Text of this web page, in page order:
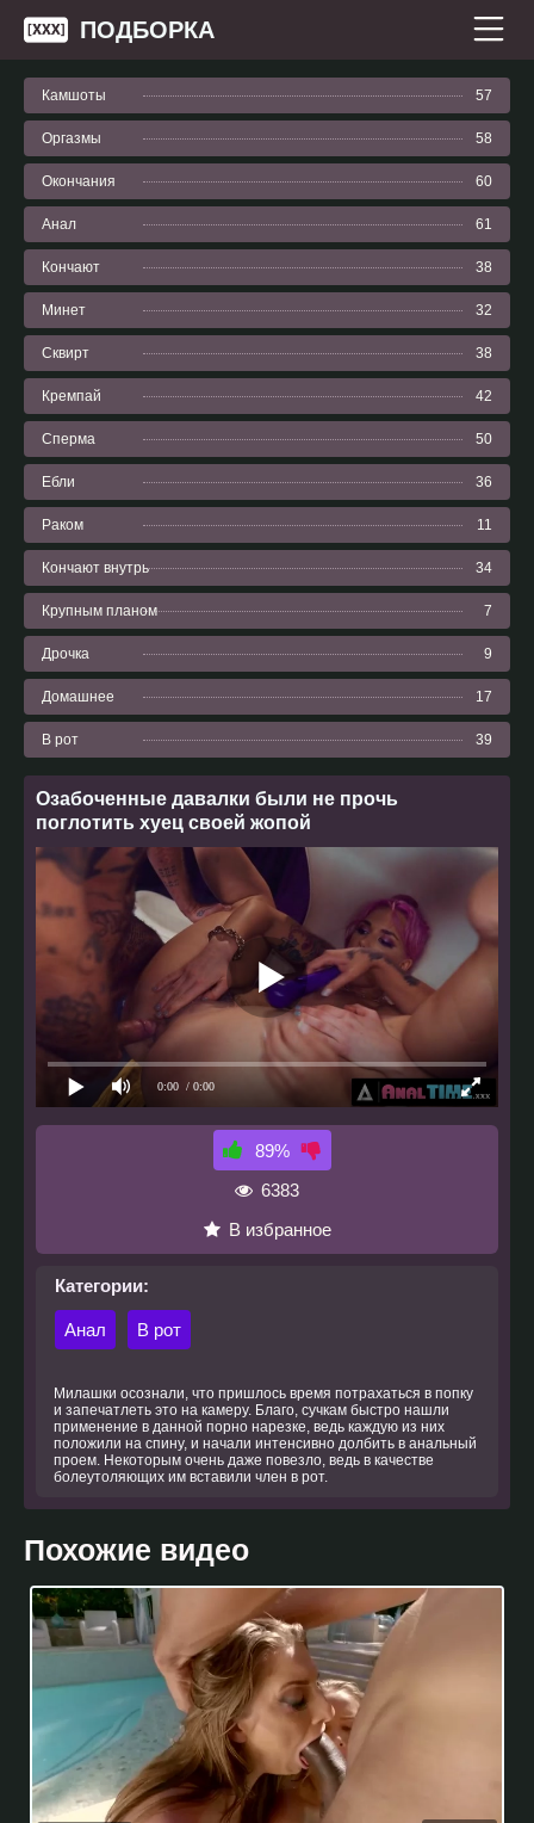
ПОДБОРКА
Камшоты 57
Оргазмы 58
Окончания 60
Анал 61
Кончают 38
Минет 32
Сквирт 38
Кремпай 42
Сперма 50
Ебли 36
Раком 11
Кончают внутрь 34
Крупным планом 7
Дрочка 9
Домашнее 17
В рот 39
Озабоченные давалки были не прочь
поглотить хуец своей жопой
0:00 / 0:00
89%
6383
В избранное
Категории:
Анал В рот
Милашки осознали, что пришлось время потрахаться в попку
и запечатлеть это на камеру. Благо, сучкам быстро нашли
применение в данной порно нарезке, ведь каждую из них
положили на спину, и начали интенсивно долбить в анальный
проем. Некоторым очень даже повезло, ведь в качестве
болеутоляющих им вставили член в рот.
Похожие видео